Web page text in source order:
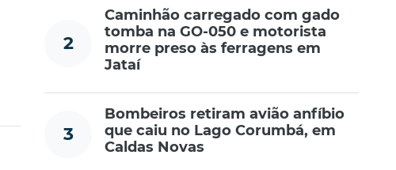
2
Caminhão carregado com gado
tomba na GO-050 e motorista
morre preso às ferragens em
Jataí
3
Bombeiros retiram avião anfíbio
que caiu no Lago Corumbá, em
Caldas Novas